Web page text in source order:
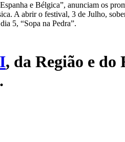
e Bélgica”, anunciam os
A abrir o festival, 3 de Julho,
5, “Sopa na Pedra”.
, da Região e do